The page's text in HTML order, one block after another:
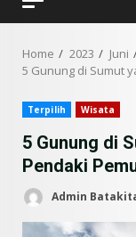
Home 2023 Juni
5 Gunung di Sumut
Terpilih Wisata
5 Gunung di
Pendaki
Admin